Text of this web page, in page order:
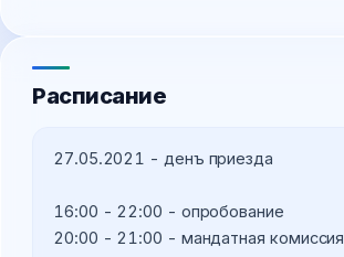
Расписание
27.05.2021 - денъ приезда
16:00 - 22:00 - опробование
20:00 - 21:00 - мандатная комиссия